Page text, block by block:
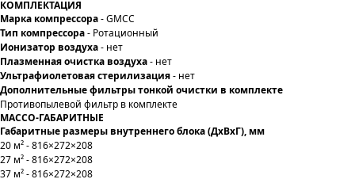
КОМПЛЕКТАЦИЯ
Марка компрессора- GMCC
Тип компрессора- Ротационный
Ионизатор воздуха- нет
Плазменная очистка воздуха- нет
Ультрафиолетовая стерилизация- нет
Дополнительные фильтры тонкой очистки в комплекте
Противопылевой фильтр в комплекте
МАССО-ГАБАРИТНЫЕ
Габаритные размеры внутреннего блока (ДхВхГ), мм
20 м² - 816×272×208
27 м² - 816×272×208
37 м² - 816×272×208